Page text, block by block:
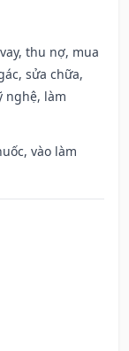
thu nợ, mua
sửa chữa,
nghệ, làm
vào làm